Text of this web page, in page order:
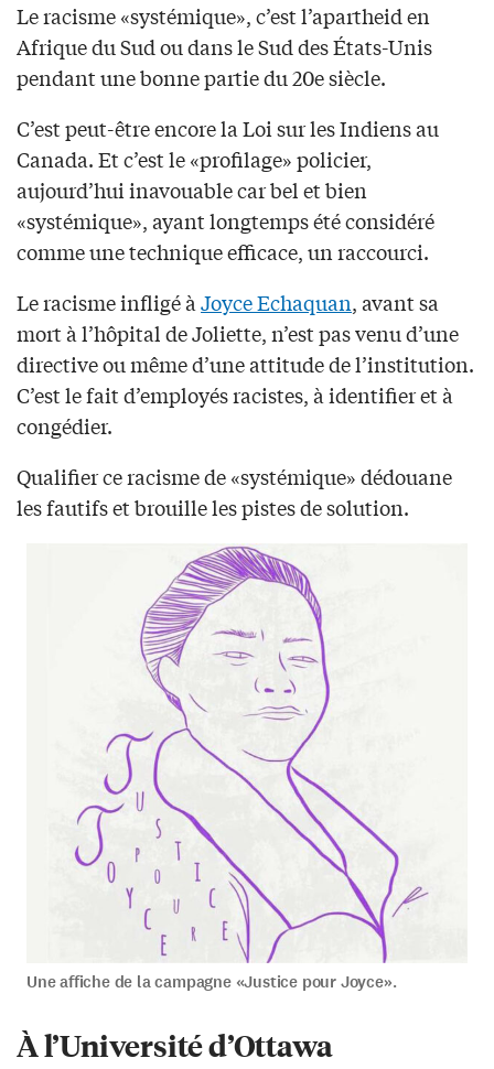
Le racisme «systémique», c’est l’apartheid en
Afrique du Sud ou dans le Sud des États-Unis
pendant une bonne partie du 20e siècle.
C’est peut-être encore la Loi sur les Indiens au
Canada. Et c’est le «profilage» policier,
aujourd’hui inavouable car bel et bien
«systémique», ayant longtemps été considéré
comme une technique efficace, un raccourci.
Le racisme infligé à Joyce Echaquan, avant sa
mort à l’hôpital de Joliette, n’est pas venu d’une
directive ou même d’une attitude de l’institution.
C’est le fait d’employés racistes, à identifier et à
congédier.
Qualifier ce racisme de «systémique» dédouane
les fautifs et brouille les pistes de solution.
Une affiche de la campagne «Justice pour Joyce».
À l’Université d’Ottawa